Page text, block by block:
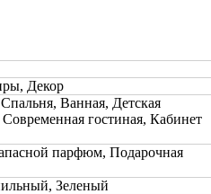
Декор
Ванная, Детская
гостиная, Кабинет
парфюм, Подарочная
Зеленый